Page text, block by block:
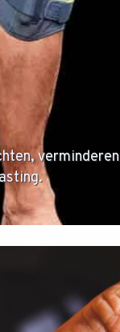
verminderen